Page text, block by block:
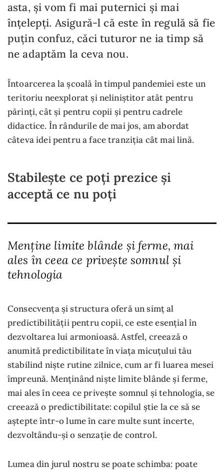
asta, și vom fi mai puternici și mai
înțelepți. Asigură-l că este în regulă să fie
puțin confuz, căci tuturor ne ia timp să
ne adaptăm la ceva nou.
Întoarcerea la școală în timpul pandemiei este un
teritoriu neexplorat și neliniștitor atât pentru
părinți, cât și pentru copii și pentru cadrele
didactice. În rândurile de mai jos, am abordat
câteva idei pentru a face tranziția cât mai lină.
Stabilește ce poți prezice și
acceptă ce nu poți
Menține limite blânde și ferme, mai
ales în ceea ce privește somnul și
tehnologia
Consecvența și structura oferă un simț al
predictibilității pentru copii, ce este esențial în
dezvoltarea lui armonioasă. Astfel, creează o
anumită predictibilitate în viața micuțului tău
stabilind niște rutine zilnice, cum ar fi luarea mesei
împreună. Menținând niște limite blânde și ferme,
mai ales în ceea ce privește somnul și tehnologia, se
creează o predictibilitate: copilul știe la ce să se
aștepte într-o lume în care multe sunt incerte,
dezvoltându-și o senzație de control.
Lumea din jurul nostru se poate schimba: poate